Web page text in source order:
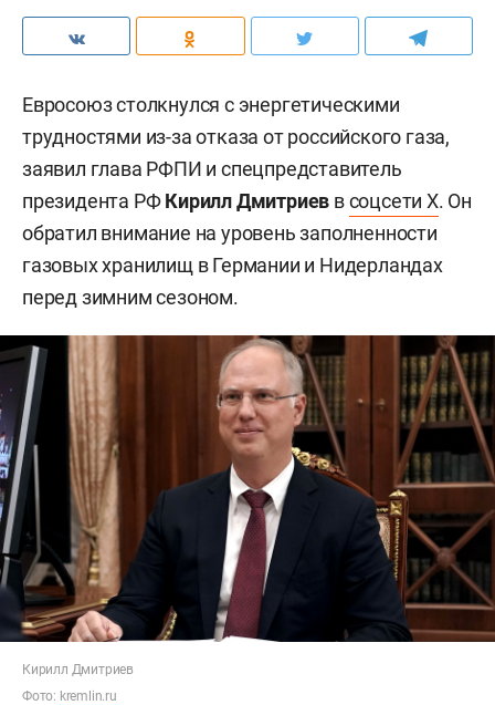
Евросоюз столкнулся с энергетическими
трудностями из-за отказа от российского газа,
заявил глава РФПИ и спецпредставитель
президента РФКирилл Дмитриев всоцсети X. Он
обратил внимание на уровень заполненности
газовых хранилищ в Германии и Нидерландах
перед зимним сезоном.
Кирилл Дмитриев
Фото: kremlin.ru